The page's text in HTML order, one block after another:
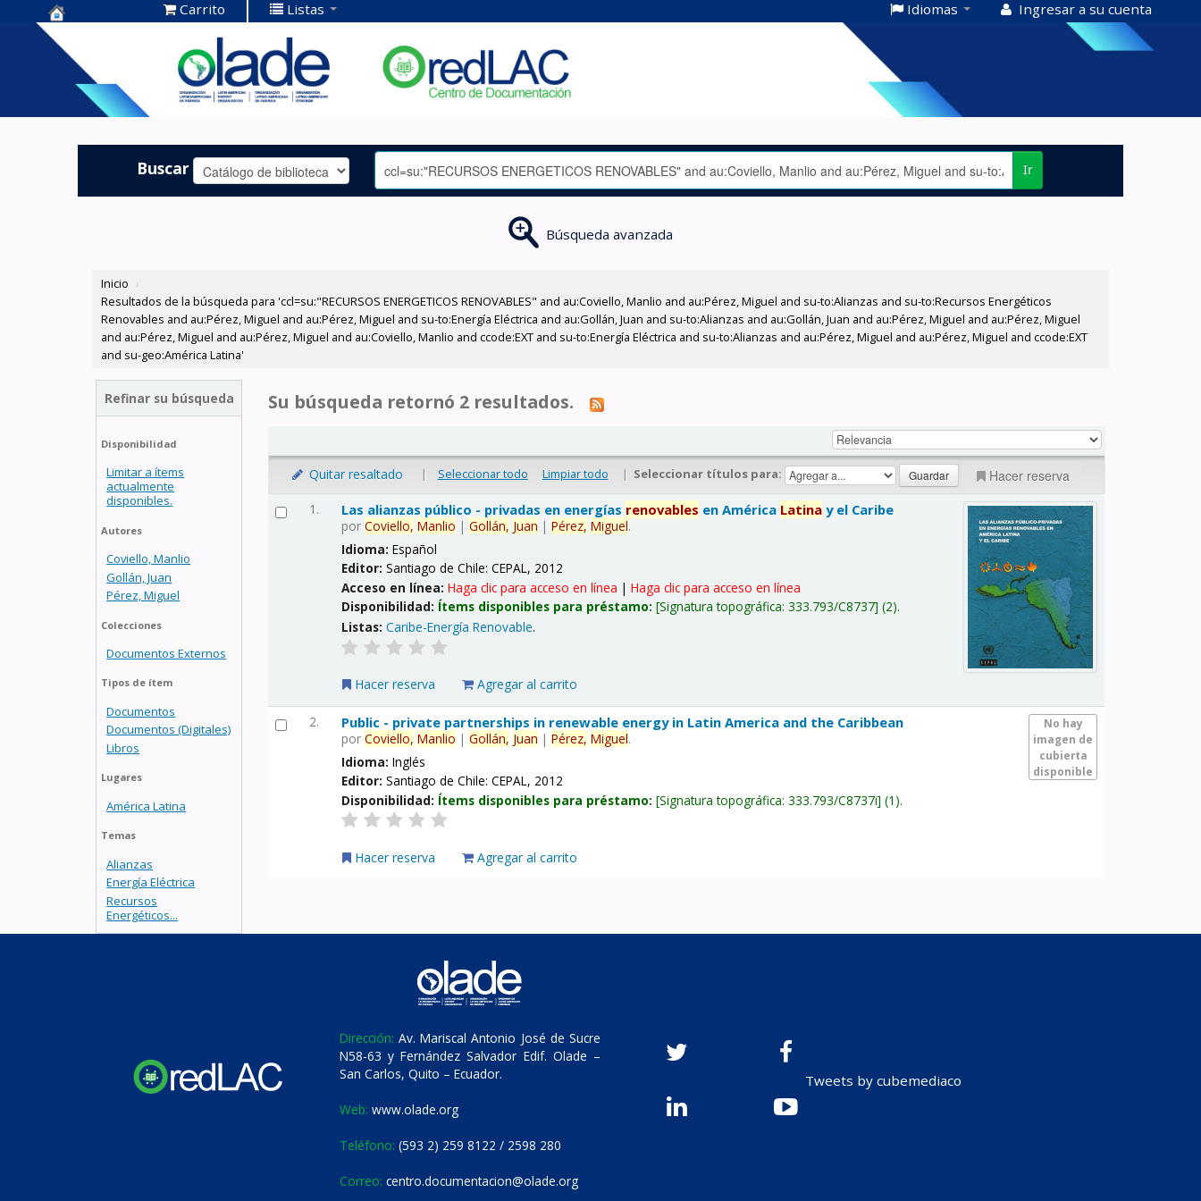
Centro de
Documentación
OLADE -
Carrito Listas Idiomas Ingresar a su cuenta
Buscar Ir
Búsqueda avanzada
Inicio ›
Resultados de la búsqueda para 'ccl=su:"RECURSOS ENERGETICOS RENOVABLES" and au:Coviello, Manlio and au:Pérez, Miguel and su-to:Alianzas and su-to:Recursos Energéticos
Renovables and au:Pérez, Miguel and au:Pérez, Miguel and su-to:Energía Eléctrica and au:Gollán, Juan and su-to:Alianzas and au:Gollán, Juan and au:Pérez, Miguel and au:Pérez, Miguel
and au:Pérez, Miguel and au:Pérez, Miguel and au:Coviello, Manlio and ccode:EXT and su-to:Energía Eléctrica and su-to:Alianzas and au:Pérez, Miguel and au:Pérez, Miguel and ccode:EXT
and su-geo:América Latina'
Refinar su búsqueda
Disponibilidad
Limitar a ítems
actualmente
disponibles.
Autores
Coviello, Manlio
Gollán, Juan
Pérez, Miguel
Colecciones
Documentos Externos
Tipos de ítem
Documentos
Documentos (Digitales)
Libros
Lugares
América Latina
Temas
Alianzas
Energía Eléctrica
Recursos
Energéticos...
Su búsqueda retornó 2 resultados.
Quitar resaltado | Seleccionar todo Limpiar todo | Seleccionar títulos para: Hacer reserva
1. Las alianzas público - privadas en energías renovables en América Latina y el Caribe
porCoviello, Manlio |Gollán, Juan |Pérez, Miguel.
Idioma:Español
Editor:Santiago de Chile: CEPAL, 2012
Acceso en línea:Haga clic para acceso en línea |Haga clic para acceso en línea
Disponibilidad: Ítems disponibles para préstamo: Signatura topográfica:333.793/C8737 (2).
Listas: Caribe-Energía Renovable.
Hacer reserva Agregar al carrito
2.
No hay
imagen de
cubierta
disponible
Public - private partnerships in renewable energy in Latin America and the Caribbean
porCoviello, Manlio |Gollán, Juan |Pérez, Miguel.
Idioma:Inglés
Editor:Santiago de Chile: CEPAL, 2012
Disponibilidad: Ítems disponibles para préstamo: Signatura topográfica:333.793/C8737i (1).
Hacer reserva Agregar al carrito
Dirección: Av. Mariscal Antonio José de Sucre
N58-63 y Fernández Salvador Edif. Olade –
San Carlos, Quito – Ecuador.
Web: www.olade.org
Teléfono: (593 2) 259 8122 / 2598 280
Correo: centro.documentacion@olade.org
Tweets by cubemediaco